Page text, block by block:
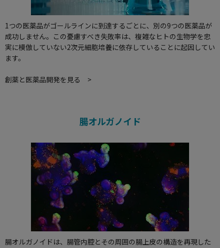
1つの医薬品がゴールラインに到達するごとに、別の9つの医薬品が
成功しません。この憂慮すべき失敗率は、複雑なヒトの生物学を忠
実に模倣していない2次元細胞培養に依存していることに起因してい
ます。
創薬と医薬品開発を見る >
腸オルガノイド
腸オルガノイドは、腸管内腔とその周囲の腸上皮の構造を再現した